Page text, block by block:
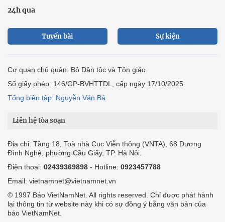
24h qua
Tuyến bài Sự kiện
Cơ quan chủ quản: Bộ Dân tộc và Tôn giáo
Số giấy phép: 146/GP-BVHTTDL, cấp ngày 17/10/2025
Tổng biên tập: Nguyễn Văn Bá
Liên hệ tòa soạn
Địa chỉ: Tầng 18, Toà nhà Cục Viễn thông (VNTA), 68 Dương
Đình Nghệ, phường Cầu Giấy, TP. Hà Nội.
Điện thoại: 02439369898 - Hotline: 0923457788
Email: vietnamnet@vietnamnet.vn
© 1997 Báo VietNamNet. All rights reserved. Chỉ được phát hành
lại thông tin từ website này khi có sự đồng ý bằng văn bản của
báo VietNamNet.